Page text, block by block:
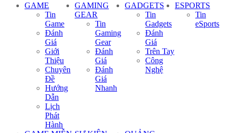
GAME
Tin
Game
Đánh
Giá
Giới
Thiệu
Chuyên
Đề
Hướng
Dẫn
Lịch
Phát
Hành
GAMING
GEAR
Tin
Gaming
Gear
Đánh
Giá
Đánh
Giá
Nhanh
GADGETS
Tin
Gadgets
Đánh
Giá
Trên Tay
Công
Nghệ
ESPORTS
Tin
eSports